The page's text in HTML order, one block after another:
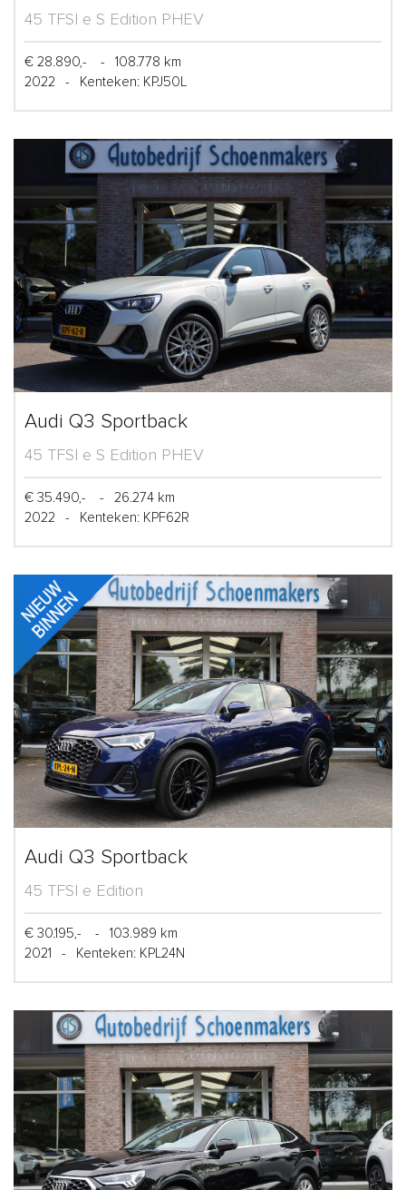
45 TFSI e S Edition PHEV
€ 28.890,- -
108.778 km
2022
- Kenteken: KPJ50L
Audi Q3 Sportback
45 TFSI e S Edition PHEV
€ 35.490,- -
26.274 km
2022
- Kenteken: KPF62R
Audi Q3 Sportback
45 TFSI e Edition
€ 30.195,- -
103.989 km
2021
- Kenteken: KPL24N